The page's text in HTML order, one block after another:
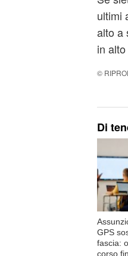
ultimi
alto a
in
©
Di
GPS
fascia:
corso